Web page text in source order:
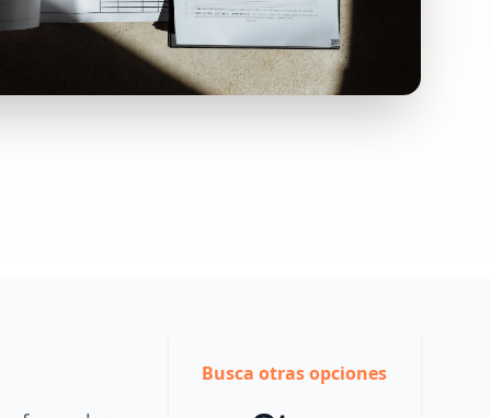
Busca otras opciones